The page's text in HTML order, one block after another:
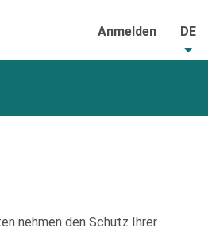
Anmelden DE
nehmen den Schutz Ihrer